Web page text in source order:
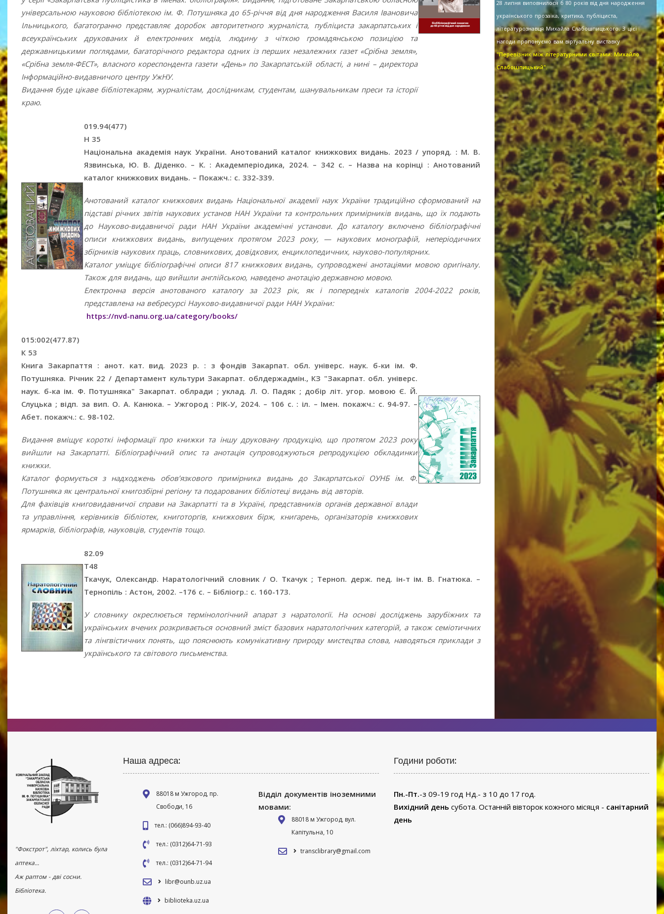
універсальною науковою бібліотекою ім. Ф. Потушняка до 65-річчя від дня народження Василя Івановича
Ільницького, багатогранно представляє доробок авторитетного журналіста, публіциста закарпатських і
всеукраїнських друкованих й електронних медіа, людину з чіткою громадянською позицією та
державницькими поглядами, багаторічного редактора одних із перших незалежних газет «Срібна земля»,
«Срібна земля-ФЕСТ», власного кореспондента газети «День» по Закарпатській області, а нині – директора
Інформаційно-видавничого центру УжНУ.
Видання буде цікаве бібліотекарям, журналістам, дослідникам, студентам, шанувальникам преси та історії
краю.
019.94(477)
Н 35
Національна академія наук України. Анотований каталог книжкових видань. 2023 / упоряд. : М. В.
Язвинська, Ю. В. Діденко. – К. : Академперіодика, 2024. – 342 с. – Назва на корінці : Анотований
каталог книжкових видань. – Покажч.: с. 332-339.
Анотований каталог книжкових видань Національної академії наук України традиційно сформований на
підставі річних звітів наукових установ НАН України та контрольних примірників видань, що їх подають
до Науково-видавничої ради НАН України академічні установи. До каталогу включено бібліографічні
описи книжкових видань, випущених протягом 2023 року, — наукових монографій, неперіодичних
збірників наукових праць, словникових, довідкових, енциклопедичних, науково-популярних.
Каталог уміщує бібліографічні описи 817 книжкових видань, супроводжені анотаціями мовою оригіналу.
Також для видань, що вийшли англійською, наведено анотацію державною мовою.
Електронна версія анотованого каталогу за 2023 рік, як і попередніх каталогів 2004-2022 років,
представлена на вебресурсі Науково-видавничої ради НАН України:
https://nvd-nanu.org.ua/category/books/
015:002(477.87)
К 53
Книга Закарпаття : анот. кат. вид. 2023 р. : з фондів Закарпат. обл. універс. наук. б-ки ім. Ф.
Потушняка. Річник 22 / Департамент культури Закарпат. облдержадмін., КЗ "Закарпат. обл. універс.
наук. б-ка ім. Ф. Потушняка" Закарпат. облради ; уклад. Л. О. Падяк ; добір літ. угор. мовою Є. Й.
Слуцька ; відп. за вип. О. А. Канюка. – Ужгород : РІК-У, 2024. – 106 с. : іл. – Імен. покажч.: с. 94-97. –
Абет. покажч.: с. 98-102.
Видання вміщує короткі інформації про книжки та іншу друковану продукцію, що протягом 2023 року
вийшли на Закарпатті. Бібліографічний опис та анотація супроводжуються репродукцією обкладинки
книжки.
Каталог формується з надходжень обов’язкового примірника видань до Закарпатської ОУНБ ім. Ф.
Потушняка як центральної книгозбірні регіону та подарованих бібліотеці видань від авторів.
Для фахівців книговидавничої справи на Закарпатті та в Україні, представників органів державної влади
та управління, керівників бібліотек, книготоргів, книжкових бірж, книгарень, організаторів книжкових
ярмарків, бібліографів, науковців, студентів тощо.
82.09
Т48
Ткачук, Олександр. Наратологічний словник / О. Ткачук ; Терноп. держ. пед. ін-т ім. В. Гнатюка. –
Тернопіль : Астон, 2002. –176 c. – Бібліогр.: с. 160-173.
У словнику окреслюється термінологічний апарат з наратології. На основі досліджень зарубіжних та
українських вчених розкривається основний зміст базових наратологічних категорій, а також семіотичних
та лінгвістичних понять, що пояснюють комунікативну природу мистецтва слова, наводяться приклади з
українського та світового письменства.
28 липня виповнилося б 80 років від дня народження
українського прозаїка, критика, публіциста,
літературознавця Михайла Слабошпицького. З цієї
нагоди пропонуємо вам віртуальну виставку
"Перевізник між літературними світами: Михайло
Слабошпицький".
"Фокстрот", ліхтар, колись була
аптека...
Аж раптом - дві сосни.
Бібліотека.
Наша адреса:
88018 м Ужгород, пр.
Свободи, 16
тел.: (066)894-93-40
тел.: (0312)64-71-93
тел.: (0312)64-71-94
libr@ounb.uz.ua
biblioteka.uz.ua
Відділ документів іноземними
мовами:
88018 м Ужгород, вул.
Капітульна, 10
transclibrary@gmail.com
Години роботи:
Пн.-Пт.-з 09-19 год Нд.- з 10 до 17 год.
Вихідний день субота. Останній вівторок кожного місяця - санітарний
день